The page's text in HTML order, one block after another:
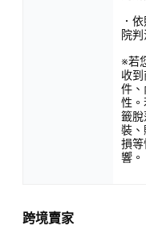
．
院
※若
收
件、
性。
籤脫
裝、
損等
響。
跨境賣家